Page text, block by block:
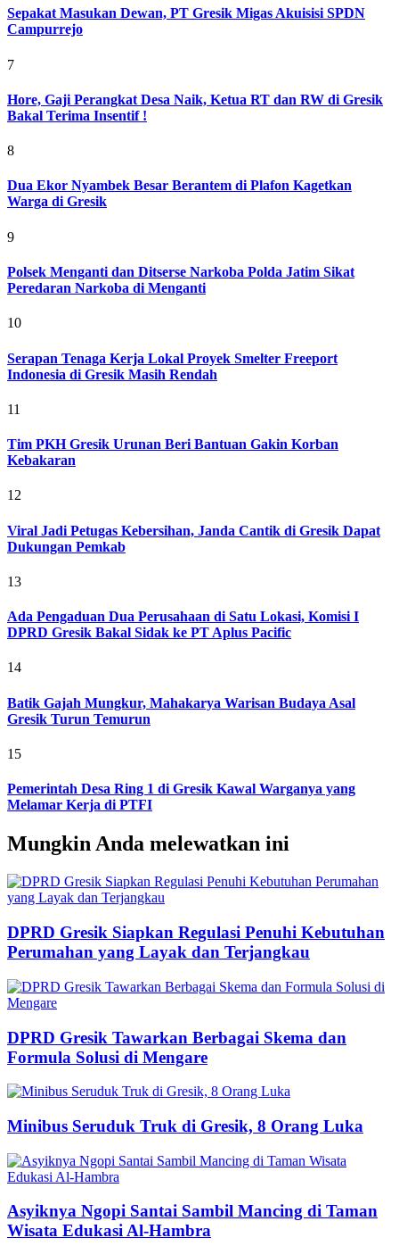
Sepakat Masukan Dewan, PT Gresik Migas Akuisisi SPDN
Campurrejo
7
Hore, Gaji Perangkat Desa Naik, Ketua RT dan RW di Gresik
Bakal Terima Insentif !
8
Dua Ekor Nyambek Besar Berantem di Plafon Kagetkan
Warga di Gresik
9
Polsek Menganti dan Ditserse Narkoba Polda Jatim Sikat
Peredaran Narkoba di Menganti
10
Serapan Tenaga Kerja Lokal Proyek Smelter Freeport
Indonesia di Gresik Masih Rendah
11
Tim PKH Gresik Urunan Beri Bantuan Gakin Korban
Kebakaran
12
Viral Jadi Petugas Kebersihan, Janda Cantik di Gresik Dapat
Dukungan Pemkab
13
Ada Pengaduan Dua Perusahaan di Satu Lokasi, Komisi I
DPRD Gresik Bakal Sidak ke PT Aplus Pacific
14
Batik Gajah Mungkur, Mahakarya Warisan Budaya Asal
Gresik Turun Temurun
15
Pemerintah Desa Ring 1 di Gresik Kawal Warganya yang
Melamar Kerja di PTFI
Mungkin Anda melewatkan ini
DPRD Gresik Siapkan Regulasi Penuhi Kebutuhan
Perumahan yang Layak dan Terjangkau
DPRD Gresik Tawarkan Berbagai Skema dan
Formula Solusi di Mengare
Minibus Seruduk Truk di Gresik, 8 Orang Luka
Asyiknya Ngopi Santai Sambil Mancing di Taman
Wisata Edukasi Al-Hambra